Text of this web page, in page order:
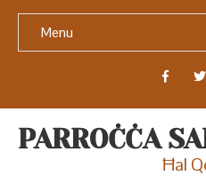
Menu
PARROĊĊA
Ħal